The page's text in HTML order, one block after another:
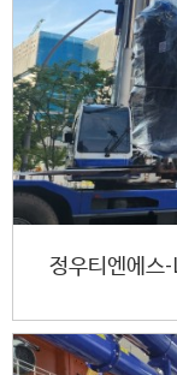
정우티엔에스